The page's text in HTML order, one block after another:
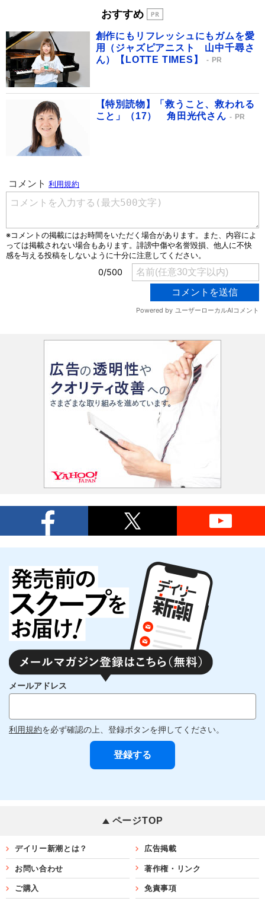
おすすめ
創作にもリフレッシュにもガムを愛
用（ジャズピアニスト 山中千尋さ
ん）【LOTTE TIMES】
PR
【特別読物】「救うこと、救われる
こと」（17） 角田光代さん
PR
メールアドレス
利用規約を必ず確認の上、登録ボタンを押してください。
ページTOP
デイリー新潮とは？ 広告掲載
お問い合わせ 著作権・リンク
ご購入 免責事項